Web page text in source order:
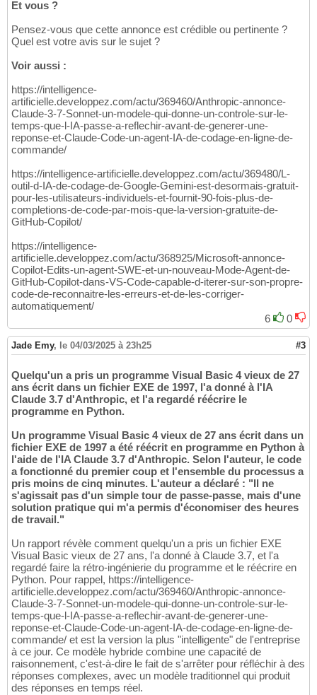
Et vous ?
Pensez-vous que cette annonce est crédible ou pertinente ?
Quel est votre avis sur le sujet ?
Voir aussi :
https://intelligence-
artificielle.developpez.com/actu/369460/Anthropic-annonce-
Claude-3-7-Sonnet-un-modele-qui-donne-un-controle-sur-le-
temps-que-l-IA-passe-a-reflechir-avant-de-generer-une-
reponse-et-Claude-Code-un-agent-IA-de-codage-en-ligne-de-
commande/
https://intelligence-artificielle.developpez.com/actu/369480/L-
outil-d-IA-de-codage-de-Google-Gemini-est-desormais-gratuit-
pour-les-utilisateurs-individuels-et-fournit-90-fois-plus-de-
completions-de-code-par-mois-que-la-version-gratuite-de-
GitHub-Copilot/
https://intelligence-
artificielle.developpez.com/actu/368925/Microsoft-annonce-
Copilot-Edits-un-agent-SWE-et-un-nouveau-Mode-Agent-de-
GitHub-Copilot-dans-VS-Code-capable-d-iterer-sur-son-propre-
code-de-reconnaitre-les-erreurs-et-de-les-corriger-
automatiquement/
6
0
Jade Emy, le 04/03/2025 à 23h25 #3
Quelqu'un a pris un programme Visual Basic 4 vieux de 27
ans écrit dans un fichier EXE de 1997, l'a donné à l'IA
Claude 3.7 d'Anthropic, et l'a regardé réécrire le
programme en Python.
Un programme Visual Basic 4 vieux de 27 ans écrit dans un
fichier EXE de 1997 a été réécrit en programme en Python à
l'aide de l'IA Claude 3.7 d'Anthropic. Selon l'auteur, le code
a fonctionné du premier coup et l'ensemble du processus a
pris moins de cinq minutes. L'auteur a déclaré : "Il ne
s'agissait pas d'un simple tour de passe-passe, mais d'une
solution pratique qui m'a permis d'économiser des heures
de travail."
Un rapport révèle comment quelqu'un a pris un fichier EXE
Visual Basic vieux de 27 ans, l'a donné à Claude 3.7, et l'a
regardé faire la rétro-ingénierie du programme et le réécrire en
Python. Pour rappel, https://intelligence-
artificielle.developpez.com/actu/369460/Anthropic-annonce-
Claude-3-7-Sonnet-un-modele-qui-donne-un-controle-sur-le-
temps-que-l-IA-passe-a-reflechir-avant-de-generer-une-
reponse-et-Claude-Code-un-agent-IA-de-codage-en-ligne-de-
commande/ et est la version la plus "intelligente" de l'entreprise
à ce jour. Ce modèle hybride combine une capacité de
raisonnement, c'est-à-dire le fait de s'arrêter pour réfléchir à des
réponses complexes, avec un modèle traditionnel qui produit
des réponses en temps réel.